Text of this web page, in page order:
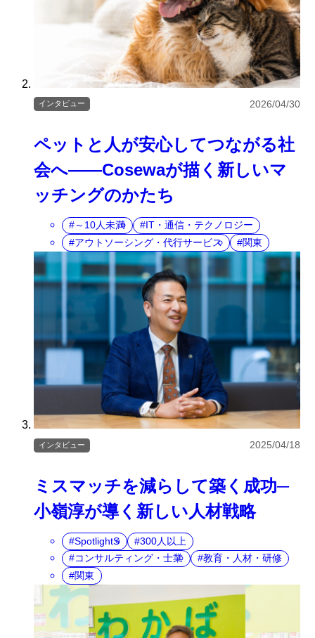
ペットと人が安心してつながる社
会へ――Cosewaが描く新しいマ
ッチングのかたち
インタビュー 2026/04/30
～10人未満
IT・通信・テクノロジー
アウトソーシング・代行サービス
関東
ミスマッチを減らして築く成功─
小嶺淳が導く新しい人材戦略
インタビュー 2025/04/18
SpotlightS
300人以上
コンサルティング・士業
教育・人材・研修
関東